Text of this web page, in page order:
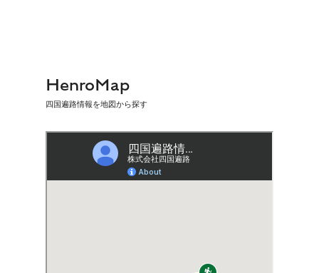
HenroMap
四国遍路情報を地図から探す